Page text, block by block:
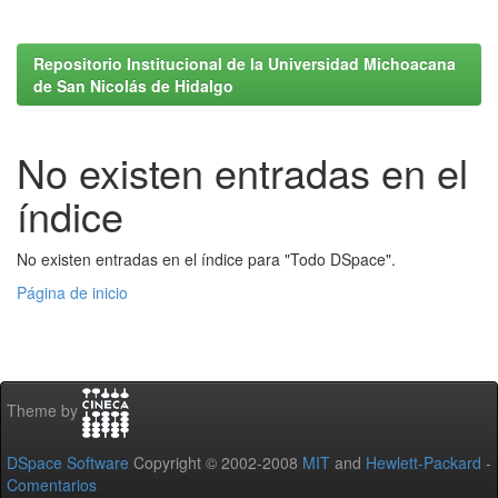
Repositorio Institucional de la Universidad Michoacana
de San Nicolás de Hidalgo
No existen entradas en el
índice
No existen entradas en el índice para "Todo DSpace".
Página de inicio
Theme by
DSpace Software Copyright © 2002-2008 MIT and Hewlett-Packard -
Comentarios